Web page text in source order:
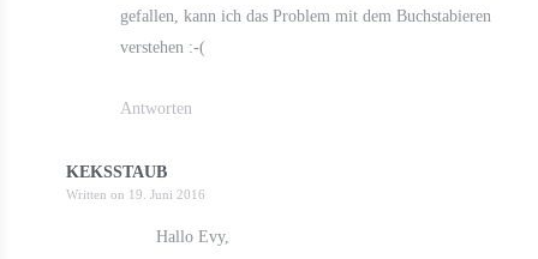
gefallen, kann ich das Problem mit dem Buchstabieren
verstehen :-(
Antworten
KEKSSTAUB
Written on 19. Juni 2016
Hallo Evy,